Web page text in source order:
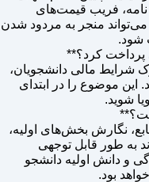
نامه، فریب قیمت‌های
می‌تواند منجر به مردود شدن
شود.
پرداخت کرد؟**
شرایط مالی دانشجویان،
این موضوع را در ابتدای
شوید.
نگارش بخش‌های اولیه،
به طور قابل توجهی
و دانش اولیه دانشجو
بود.